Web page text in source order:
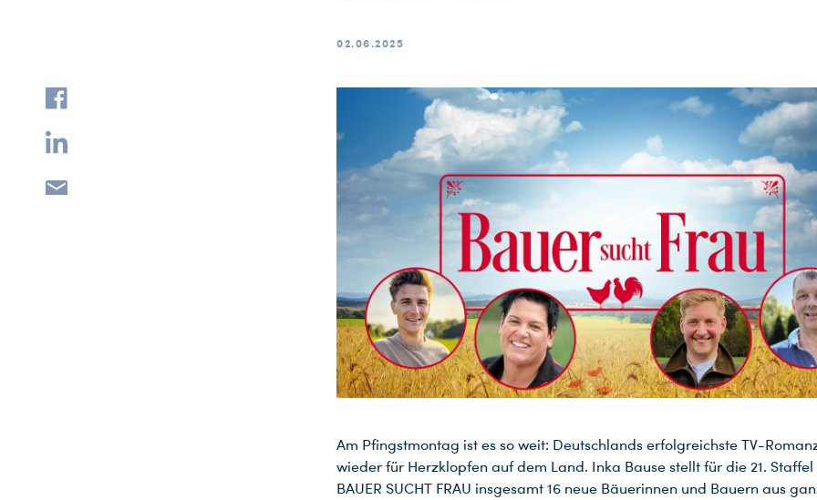
02.06.2025
Am Pfingstmontag ist es so weit: Deutschlands erfolgreichste TV-
wieder für Herzklopfen auf dem Land. Inka Bause stellt für die 21. Staffel
BAUER SUCHT FRAU insgesamt 16 neue Bäuerinnen und Bauern aus